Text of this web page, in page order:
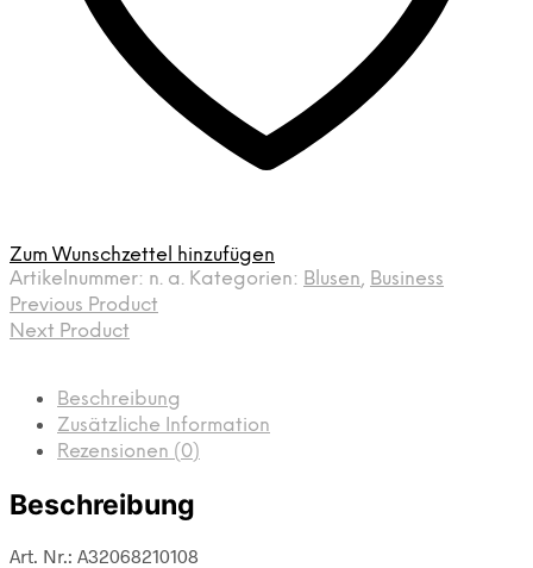
Zum Wunschzettel hinzufügen
Artikelnummer: n. a. Kategorien: Blusen, Business
Previous Product
Next Product
Beschreibung
Zusätzliche Information
Rezensionen (0)
Beschreibung
Art. Nr.: A32068210108